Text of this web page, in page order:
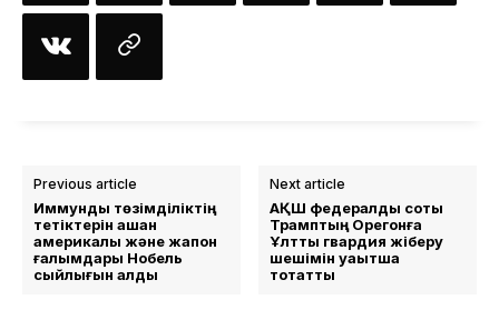
Previous article
Иммундық төзімділіктің
тетіктерін ашқан
америкалық және жапон
ғалымдары Нобель
сыйлығын алды
Next article
АҚШ федералды соты
Трамптың Орегонға
Ұлттық гвардия жіберу
шешімін уақытша
тоқтатты